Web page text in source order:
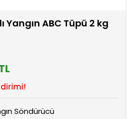
Yangın ABC Tüpü 2 kg
Söndürücü